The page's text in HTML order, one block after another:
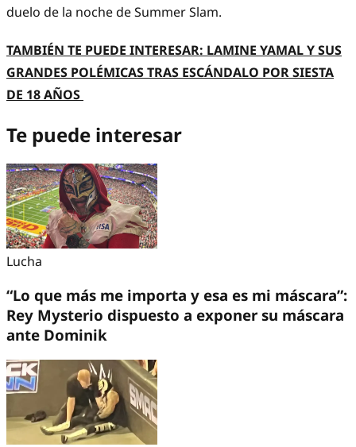
duelo de la noche de Summer Slam.
TAMBIÉN TE PUEDE INTERESAR: LAMINE YAMAL Y SUS
GRANDES POLÉMICAS TRAS ESCÁNDALO POR SIESTA
DE 18 AÑOS
Te puede interesar
Lucha
“Lo que más me importa y esa es mi máscara”:
Rey Mysterio dispuesto a exponer su máscara
ante Dominik